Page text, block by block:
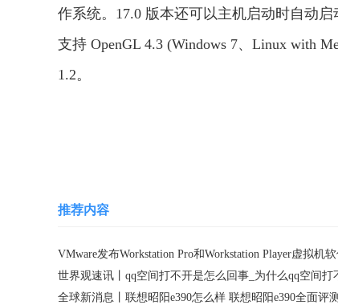
作系统。17.0 版本还可以主机启动时自动
支持 OpenGL 4.3 (Windows 7、Linux with
1.2。
推荐内容
全球新消息丨联想昭阳e390怎么样 联想昭阳e390全面评测